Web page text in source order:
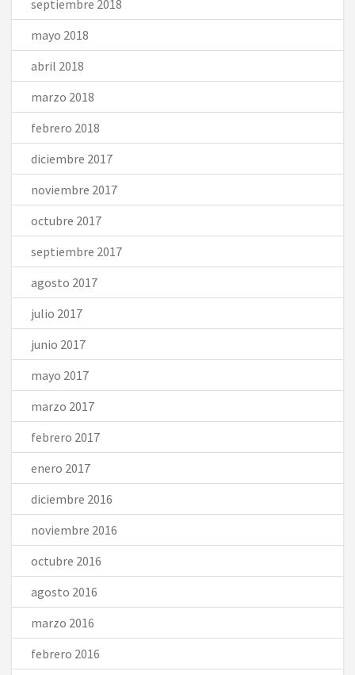
septiembre 2018
mayo 2018
abril 2018
marzo 2018
febrero 2018
diciembre 2017
noviembre 2017
octubre 2017
septiembre 2017
agosto 2017
julio 2017
junio 2017
mayo 2017
marzo 2017
febrero 2017
enero 2017
diciembre 2016
noviembre 2016
octubre 2016
agosto 2016
marzo 2016
febrero 2016